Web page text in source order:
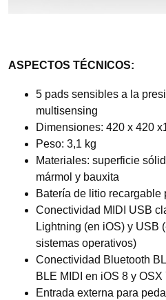
ASPECTOS TÉCNICOS:
5 pads sensibles a la
multisensing
Dimensiones: 420 x 420
Peso: 3,1 kg
Materiales: superficie
mármol y bauxita
Batería de litio recargable
Conectividad MIDI USB
Lightning (en iOS) y USB
sistemas operativos)
Conectividad Bluetooth
BLE MIDI en iOS 8 y OSX
Entrada externa para